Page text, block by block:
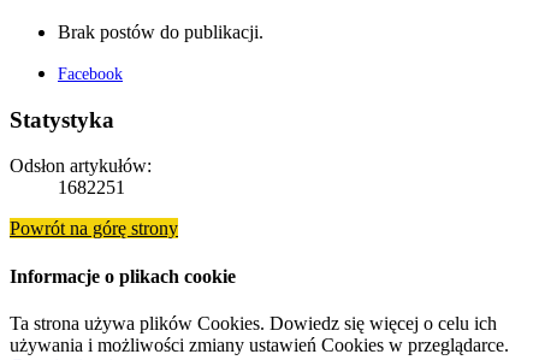
Brak postów do publikacji.
Facebook
Statystyka
Odsłon artykułów:
1682251
Powrót na górę strony
Informacje o plikach cookie
Ta strona używa plików Cookies. Dowiedz się więcej o celu ich
używania i możliwości zmiany ustawień Cookies w przeglądarce.